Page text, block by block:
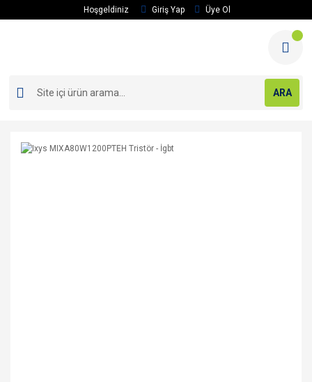
Hoşgeldiniz Giriş Yap Üye Ol
ARA